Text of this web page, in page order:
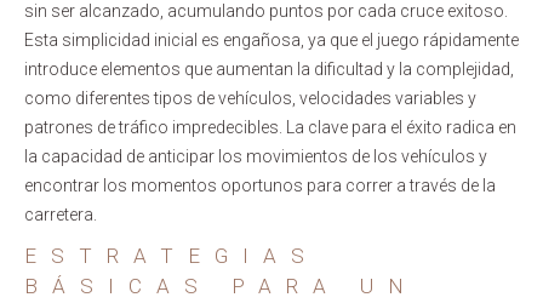
sin ser alcanzado, acumulando puntos por cada cruce exitoso.
Esta simplicidad inicial es engañosa, ya que el juego rápidamente
introduce elementos que aumentan la dificultad y la complejidad,
como diferentes tipos de vehículos, velocidades variables y
patrones de tráfico impredecibles. La clave para el éxito radica en
la capacidad de anticipar los movimientos de los vehículos y
encontrar los momentos oportunos para correr a través de la
carretera.
ESTRATEGIAS
BÁSICAS PARA UN